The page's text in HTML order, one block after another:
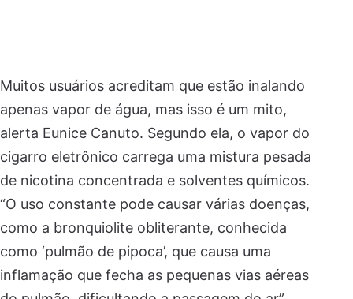
Muitos usuários acreditam que estão inalando
apenas vapor de água, mas isso é um mito,
alerta Eunice Canuto. Segundo ela, o vapor do
cigarro eletrônico carrega uma mistura pesada
de nicotina concentrada e solventes químicos.
“O uso constante pode causar várias doenças,
como a bronquiolite obliterante, conhecida
como ‘pulmão de pipoca’, que causa uma
inflamação que fecha as pequenas vias aéreas